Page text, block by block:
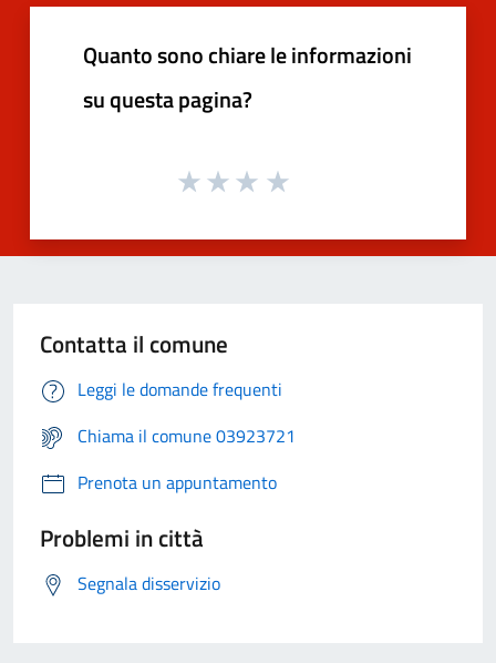
Quanto sono chiare le informazioni
su questa pagina?
Contatta il comune
Leggi le domande frequenti
Chiama il comune 03923721
Prenota un appuntamento
Problemi in città
Segnala disservizio